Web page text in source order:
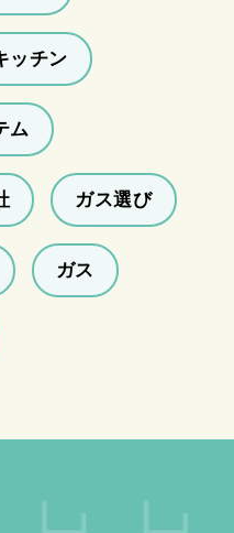
ッチン
ム
ガス選び
ガス